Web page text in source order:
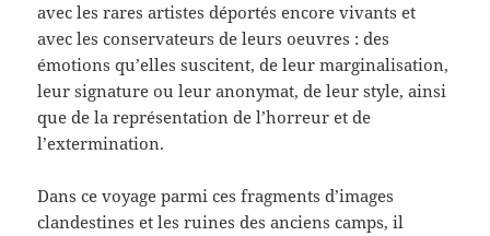
avec les rares artistes déportés encore vivants et
avec les conservateurs de leurs oeuvres : des
émotions qu’elles suscitent, de leur marginalisation,
leur signature ou leur anonymat, de leur style, ainsi
que de la représentation de l’horreur et de
l’extermination.
Dans ce voyage parmi ces fragments d’images
clandestines et les ruines des anciens camps, il